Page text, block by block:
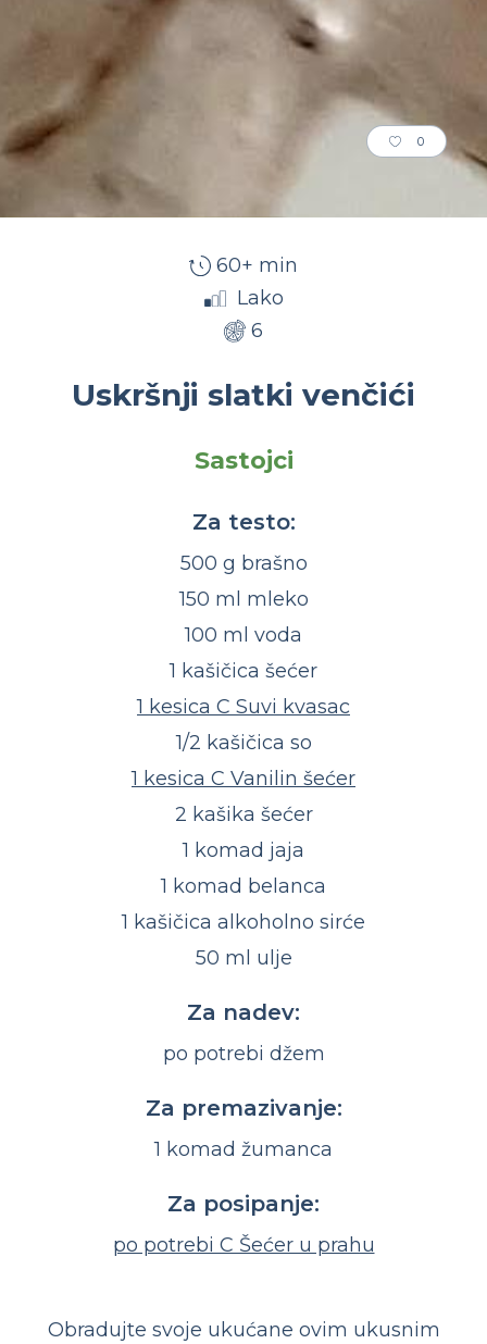
0
60+ min
Lako
6
Uskršnji slatki venčići
Sastojci
Za testo:
500 g brašno
150 ml mleko
100 ml voda
1 kašičica šećer
1 kesica C Suvi kvasac
1/2 kašičica so
1 kesica C Vanilin šećer
2 kašika šećer
1 komad jaja
1 komad belanca
1 kašičica alkoholno sirće
50 ml ulje
Za nadev:
po potrebi džem
Za premazivanje:
1 komad žumanca
Za posipanje:
po potrebi C Šećer u prahu
Obradujte svoje ukućane ovim ukusnim